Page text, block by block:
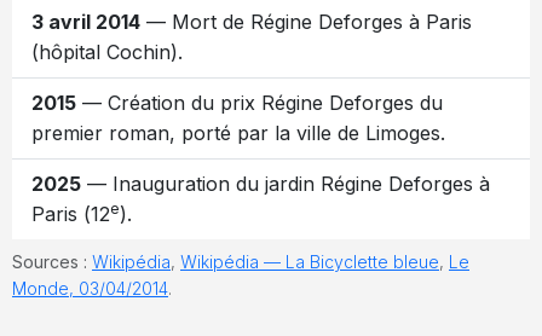
3 avril 2014 — Mort de Régine Deforges à Paris
(hôpital Cochin).
2015 — Création du prix Régine Deforges du
premier roman, porté par la ville de Limoges.
2025 — Inauguration du jardin Régine Deforges à
Paris (12e).
Sources : Wikipédia, Wikipédia — La Bicyclette bleue, Le
Monde, 03/04/2014.